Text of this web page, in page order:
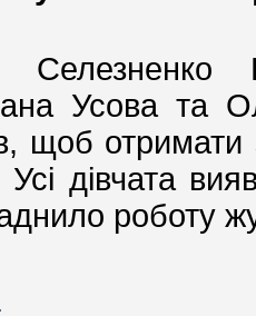
Селезненко
Усова та
щоб
Усі дівчата
роботу